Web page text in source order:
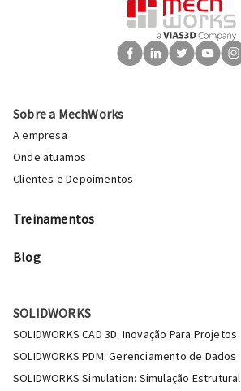
Sobre a MechWorks
A empresa
Onde atuamos
Clientes e Depoimentos
Treinamentos
Blog
SOLIDWORKS
SOLIDWORKS CAD 3D: Inovação Para Projetos
SOLIDWORKS PDM: Gerenciamento de Dados
SOLIDWORKS Simulation: Simulação Estrutural